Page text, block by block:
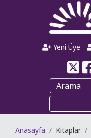
Yeni Üye
Anasayfa Kitaplar